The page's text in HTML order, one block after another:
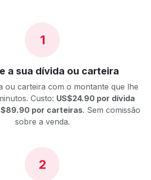
1
a sua dívida ou carteira
ou carteira com o montante que lhe
Custo: US$24.90 por dívida
por carteiras. Sem comissão
sobre a venda.
2